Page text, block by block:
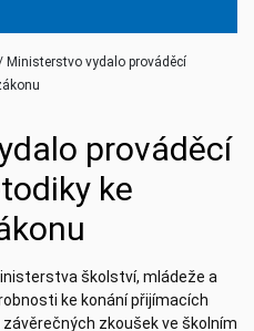
Ministerstvo vydalo prováděcí
prováděcí
ke
školství, mládeže a
ke konání přijímacích
zkoušek ve školním